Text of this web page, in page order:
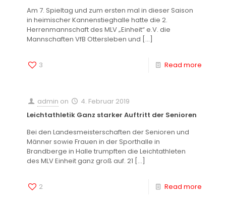
Am 7. Spieltag und zum ersten mal in dieser Saison
in heimischer Kannenstieghalle hatte die 2.
Herrenmannschaft des MLV „Einheit“ e.V. die
Mannschaften VfB Ottersleben und […]
3 Read more
admin on
4. Februar 2019
Leichtathletik Ganz starker Auftritt der Senioren
Bei den Landesmeisterschaften der Senioren und
Männer sowie Frauen in der Sporthalle in
Brandberge in Halle trumpften die Leichtathleten
des MLV Einheit ganz groß auf. 21 […]
2 Read more